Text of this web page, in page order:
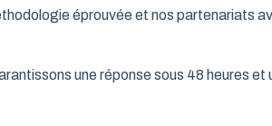
éprouvée et nos partenariats
une réponse sous 48 heures